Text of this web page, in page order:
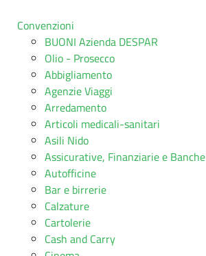
Convenzioni
BUONI Azienda DESPAR
Olio - Prosecco
Abbigliamento
Agenzie Viaggi
Arredamento
Articoli medicali-sanitari
Asili Nido
Assicurative, Finanziarie e Banche
Autofficine
Bar e birrerie
Calzature
Cartolerie
Cash and Carry